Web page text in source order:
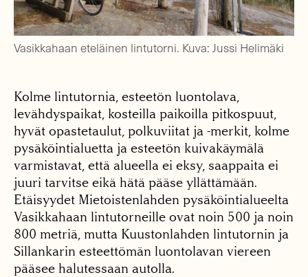
Vasikkahaan eteläinen lintutorni. Kuva: Jussi Helimäki
Kolme lintutornia, esteetön luontolava,
levähdyspaikat, kosteilla paikoilla pitkospuut,
hyvät opastetaulut, polkuviitat ja -merkit, kolme
pysäköintialuetta ja esteetön kuivakäymälä
varmistavat, että alueella ei eksy, saappaita ei
juuri tarvitse eikä hätä pääse yllättämään.
Etäisyydet Mietoistenlahden pysäköintialueelta
Vasikkahaan lintutorneille ovat noin 500 ja noin
800 metriä, mutta Kuustonlahden lintutornin ja
Sillankarin esteettömän luontolavan viereen
pääsee halutessaan autolla.